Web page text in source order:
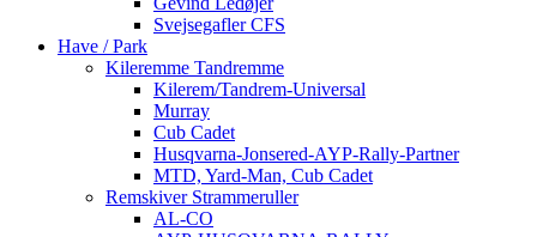
Svejsegafler CFS
Have / Park
Kileremme Tandremme
Kilerem/Tandrem-Universal
Murray
Cub Cadet
Husqvarna-Jonsered-AYP-Rally-Partner
MTD, Yard-Man, Cub Cadet
Remskiver Strammeruller
AL-CO